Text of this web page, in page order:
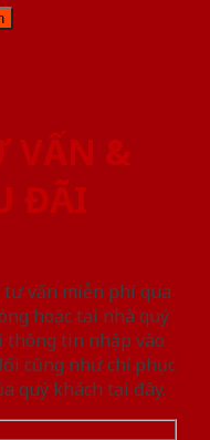
VẤN &
ĐÃI
vấn miễn phí qua
hoặc tại nhà quý
thông tin nhập vào
cũng như chỉ phục
quý khách tại đây.